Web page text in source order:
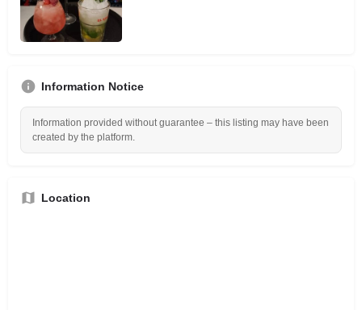
Information Notice
Information provided without guarantee – this listing may have been
created by the platform.
Location